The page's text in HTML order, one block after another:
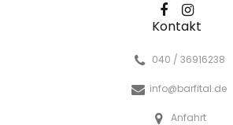
Kontakt
040 / 36916238
info@barfital.de
Anfahrt